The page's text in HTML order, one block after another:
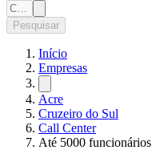
Pesquisar
Início
Empresas
Acre
Cruzeiro do Sul
Call Center
Até 5000 funcionários